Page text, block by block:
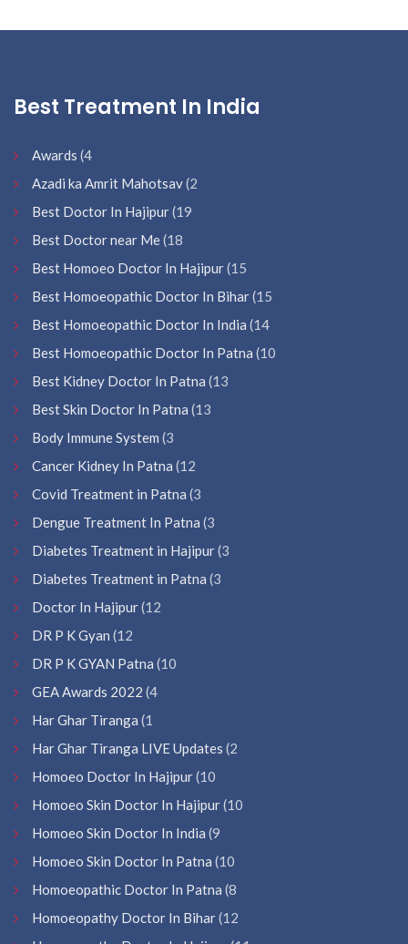
Best Treatment In India
Awards (4
Azadi ka Amrit Mahotsav(2
Best Doctor In Hajipur(19
Best Doctor near Me(18
Best Homoeo Doctor In Hajipur(15
Best Homoeopathic Doctor In Bihar(15
Best Homoeopathic Doctor In India (14
Best Homoeopathic Doctor In Patna (10
Best Kidney Doctor In Patna (13
Best Skin Doctor In Patna (13
Body Immune System (3
Cancer Kidney In Patna (12
Covid Treatment in Patna (3
Dengue Treatment In Patna (3
Diabetes Treatment in Hajipur(3
Diabetes Treatment in Patna (3
Doctor In Hajipur(12
DR P K Gyan (12
DR P K GYAN Patna (10
GEA Awards 2022 (4
Har Ghar Tiranga (1
Har Ghar Tiranga LIVE Updates (2
Homoeo Doctor In Hajipur(10
Homoeo Skin Doctor In Hajipur(10
Homoeo Skin Doctor In India (9
Homoeo Skin Doctor In Patna (10
Homoeopathic Doctor In Patna (8
Homoeopathy Doctor In Bihar(12